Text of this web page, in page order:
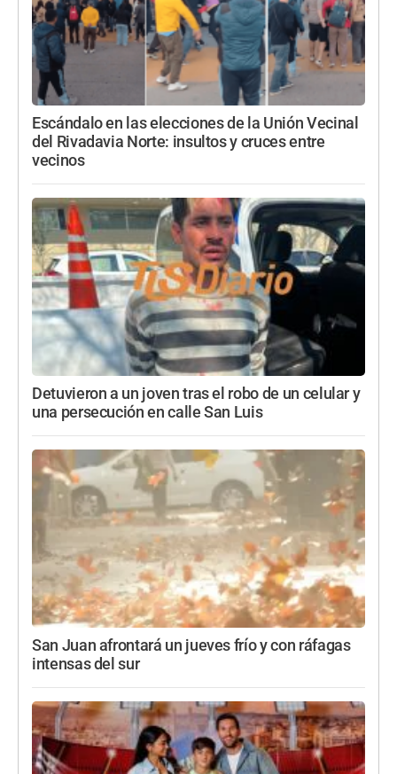
Escándalo en las elecciones de la Unión Vecinal
del Rivadavia Norte: insultos y cruces entre
vecinos
Detuvieron a un joven tras el robo de un celular y
una persecución en calle San Luis
San Juan afrontará un jueves frío y con ráfagas
intensas del sur